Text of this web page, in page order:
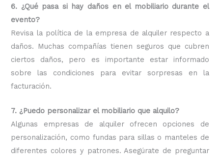
6. ¿Qué pasa si hay daños en el mobiliario durante el
evento?
Revisa la política de la empresa de alquiler respecto a
daños. Muchas compañías tienen seguros que cubren
ciertos daños, pero es importante estar informado
sobre las condiciones para evitar sorpresas en la
facturación.
7. ¿Puedo personalizar el mobiliario que alquilo?
Algunas empresas de alquiler ofrecen opciones de
personalización, como fundas para sillas o manteles de
diferentes colores y patrones. Asegúrate de preguntar